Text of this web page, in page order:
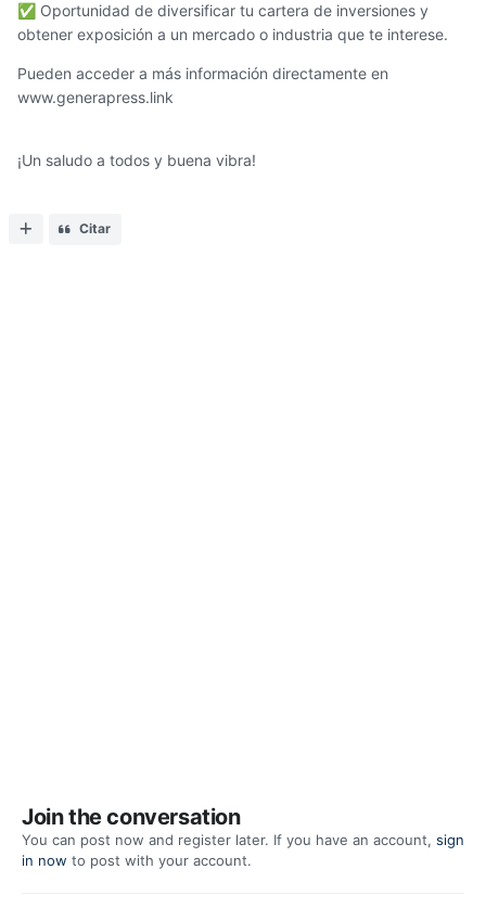
✅ Oportunidad de diversificar tu cartera de inversiones y
obtener exposición a un mercado o industria que te interese.
Pueden acceder a más información directamente en
www.generapress.link
¡Un saludo a todos y buena vibra!
Citar
Join the conversation
You can post now and register later. If you have an account, sign
in now to post with your account.